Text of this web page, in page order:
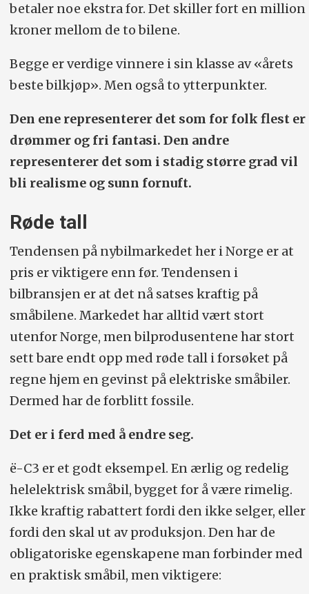
betaler noe ekstra for. Det skiller fort en million
kroner mellom de to bilene.
Begge er verdige vinnere i sin klasse av «årets
beste bilkjøp». Men også to ytterpunkter.
Den ene representerer det som for folk flest er
drømmer og fri fantasi. Den andre
representerer det som i stadig større grad vil
bli realisme og sunn fornuft.
Røde tall
Tendensen på nybilmarkedet her i Norge er at
pris er viktigere enn før. Tendensen i
bilbransjen er at det nå satses kraftig på
småbilene. Markedet har alltid vært stort
utenfor Norge, men bilprodusentene har stort
sett bare endt opp med røde tall i forsøket på
regne hjem en gevinst på elektriske småbiler.
Dermed har de forblitt fossile.
Det er i ferd med å endre seg.
ë-C3 er et godt eksempel. En ærlig og redelig
helelektrisk småbil, bygget for å være rimelig.
Ikke kraftig rabattert fordi den ikke selger, eller
fordi den skal ut av produksjon. Den har de
obligatoriske egenskapene man forbinder med
en praktisk småbil, men viktigere: